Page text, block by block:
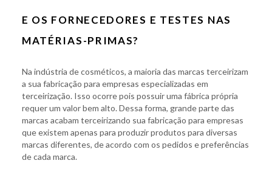
E OS FORNECEDORES E TESTES NAS
MATÉRIAS-PRIMAS?
Na indústria de cosméticos, a maioria das marcas terceirizam
a sua fabricação para empresas especializadas em
terceirização. Isso ocorre pois possuir uma fábrica própria
requer um valor bem alto. Dessa forma, grande parte das
marcas acabam terceirizando sua fabricação para empresas
que existem apenas para produzir produtos para diversas
marcas diferentes, de acordo com os pedidos e preferências
de cada marca.